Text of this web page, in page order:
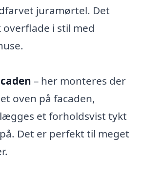
juramørtel. Det
i stil med
– her monteres der
oven på facaden,
et forholdsvist tykt
Det er perfekt til meget